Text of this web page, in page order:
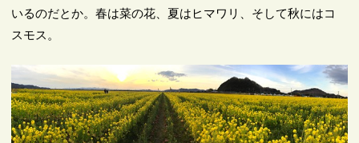
いるのだとか。春は菜の花、夏はヒマワリ、そして秋にはコ
スモス。